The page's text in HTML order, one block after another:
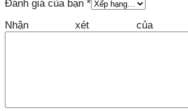
Đánh giá của bạn *
Nhận xét